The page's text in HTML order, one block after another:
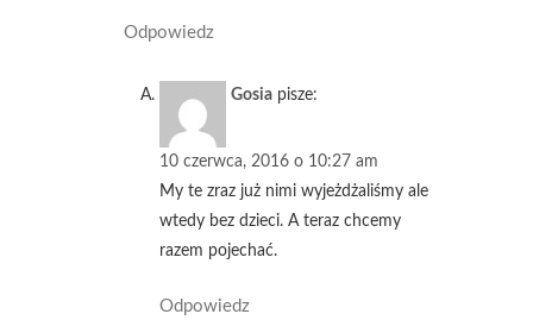
Odpowiedz
Gosia pisze:
10 czerwca, 2016 o 10:27 am
My te zraz już nimi wyjeżdżaliśmy ale
wtedy bez dzieci. A teraz chcemy
razem pojechać.
Odpowiedz